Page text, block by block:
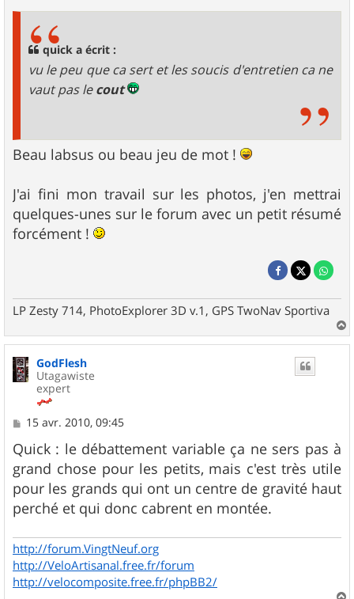
quick a écrit :
vu le peu que ca sert et les soucis d'entretien ca ne
vaut pas lecout
Beau labsus ou beau jeu de mot !
J'ai fini mon travail sur les photos, j'en mettrai
quelques-unes sur le forum avec un petit résumé
forcément !
LP Zesty 714, PhotoExplorer 3D v.1, GPS TwoNav Sportiva
a
u
GodFlesh
Utagawiste
expert
M
s
s
a
g
e
15 avr. 2010, 09:45
Quick : le débattement variable ça ne sers pas à
grand chose pour les petits, mais c'est très utile
pour les grands qui ont un centre de gravité haut
perché et qui donc cabrent en montée.
http://forum.VingtNeuf.org
http://VeloArtisanal.free.fr/forum
http://velocomposite.free.fr/phpBB2/